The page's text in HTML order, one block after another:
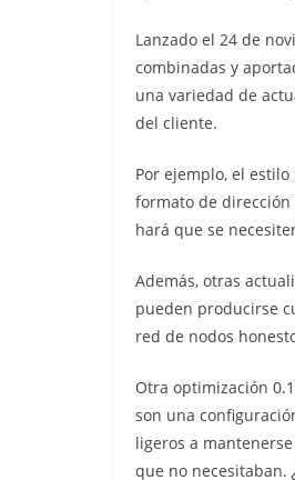
Lanzado el 24 de
combinadas y
una variedad de
del cliente.
Por ejemplo, el
formato de dirección
hará que se
Además, otras
pueden producirse
red de nodos
Otra optimización
son una
ligeros a
que no necesitaban.